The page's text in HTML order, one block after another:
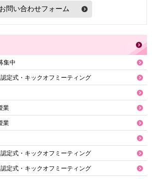
集中
定式・キックオフミーティング
業
業
定式・キックオフミーティング
定式・キックオフミーティング